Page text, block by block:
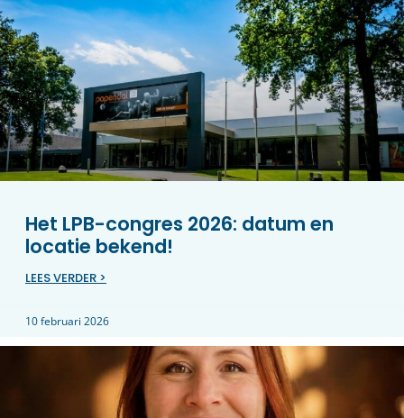
Het LPB-congres 2026: datum en
locatie bekend!
LEES VERDER >
10 februari 2026